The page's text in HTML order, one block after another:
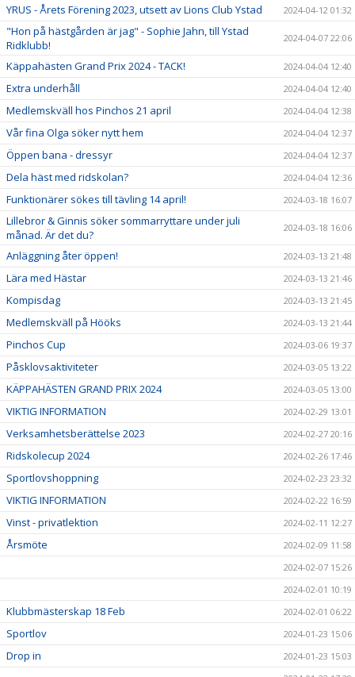
YRUS - Årets Förening 2023, utsett av Lions Club Ystad 2024-04-12 01:32
"Hon på hästgården är jag" - Sophie Jahn, till Ystad
Ridklubb!
2024-04-07 22:06
Käppahästen Grand Prix 2024 - TACK! 2024-04-04 12:40
Extra underhåll 2024-04-04 12:40
Medlemskväll hos Pinchos 21 april 2024-04-04 12:38
Vår fina Olga söker nytt hem 2024-04-04 12:37
Öppen bana - dressyr 2024-04-04 12:37
Dela häst med ridskolan? 2024-04-04 12:36
Funktionärer sökes till tävling 14 april! 2024-03-18 16:07
Lillebror & Ginnis söker sommarryttare under juli
månad. Är det du?
2024-03-18 16:06
Anläggning åter öppen! 2024-03-13 21:48
Lära med Hästar 2024-03-13 21:46
Kompisdag 2024-03-13 21:45
Medlemskväll på Hööks 2024-03-13 21:44
Pinchos Cup 2024-03-06 19:37
Påsklovsaktiviteter 2024-03-05 13:22
KÄPPAHÄSTEN GRAND PRIX 2024 2024-03-05 13:00
VIKTIG INFORMATION 2024-02-29 13:01
Verksamhetsberättelse 2023 2024-02-27 20:16
Ridskolecup 2024 2024-02-26 17:46
Sportlovshoppning 2024-02-23 23:32
VIKTIG INFORMATION 2024-02-22 16:59
Vinst - privatlektion 2024-02-11 12:27
Årsmöte
2024-02-09 11:58
2024-02-07 15:26
2024-02-01 10:19
Klubbmästerskap 18 Feb 2024-02-01 06:22
Sportlov 2024-01-23 15:06
Drop in
2024-01-23 15:03